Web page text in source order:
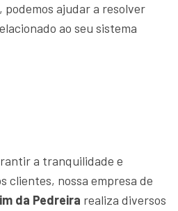
, podemos ajudar a resolver
ao seu sistema
a tranquilidade e
clientes, nossa empresa de
da Pedreira realiza diversos